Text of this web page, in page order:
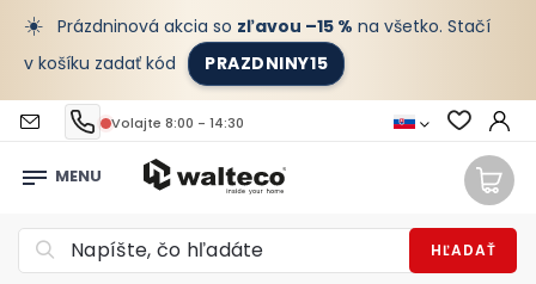
☀️ Prázdninová akcia so zľavou –15 % na všetko. Stačí
v košíku zadať kód
PRAZDNINY15
Volajte 8:00 - 14:30
HĽADAŤ